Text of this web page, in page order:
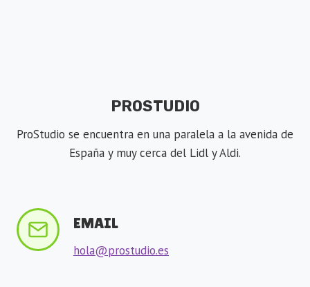
PROSTUDIO
ProStudio se encuentra en una paralela a la avenida de
España y muy cerca del Lidl y Aldi.
EMAIL
hola@prostudio.es